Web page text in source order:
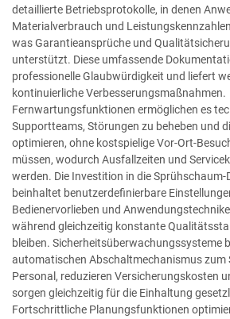
detaillierte Betriebsprotokolle, in denen
Materialverbrauch und
was Garantieansprüche und
unterstützt. Diese umfassende
professionelle Glaubwürdigkeit und liefert
kontinuierliche Verbesserungsmaßnahmen.
Fernwartungsfunktionen ermöglichen es
Supportteams, Störungen zu beheben und
optimieren, ohne kostspielige Vor-Ort-
müssen, wodurch Ausfallzeiten und
werden. Die Investition in die
beinhaltet benutzerdefinierbare
Bedienervorlieben und
während gleichzeitig konstante
bleiben. Sicherheitsüberwachungssysteme
automatischen Abschaltmechanismus zum
Personal, reduzieren Versicherungskosten
sorgen gleichzeitig für die Einhaltung
Fortschrittliche Planungsfunktionen